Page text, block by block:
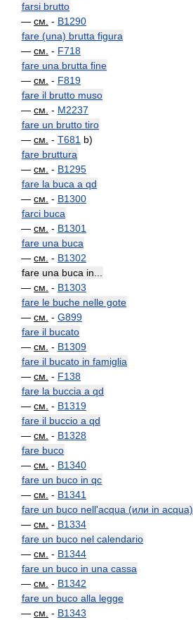
farsi brutto
— см. - B1290
fare (una) brutta figura
— см. - F718
fare una brutta fine
— см. - F819
fare il brutto muso
— см. - M2237
fare un brutto tiro
— см. - T681 b)
fare bruttura
— см. - B1295
fare la buca a qd
— см. - B1300
farci buca
— см. - B1301
fare una buca
— см. - B1302
fare una buca in...
— см. - B1303
fare le buche nelle gote
— см. - G899
fare il bucato
— см. - B1309
fare il bucato in famiglia
— см. - F138
fare la buccia a qd
— см. - B1319
fare il buccio a qd
— см. - B1328
fare buco
— см. - B1340
fare un buco in qc
— см. - B1341
fare un buco nell'acqua (или in acqua)
— см. - B1334
fare un buco nel calendario
— см. - B1344
fare un buco in una cassa
— см. - B1342
fare un buco alla legge
— см. - B1343